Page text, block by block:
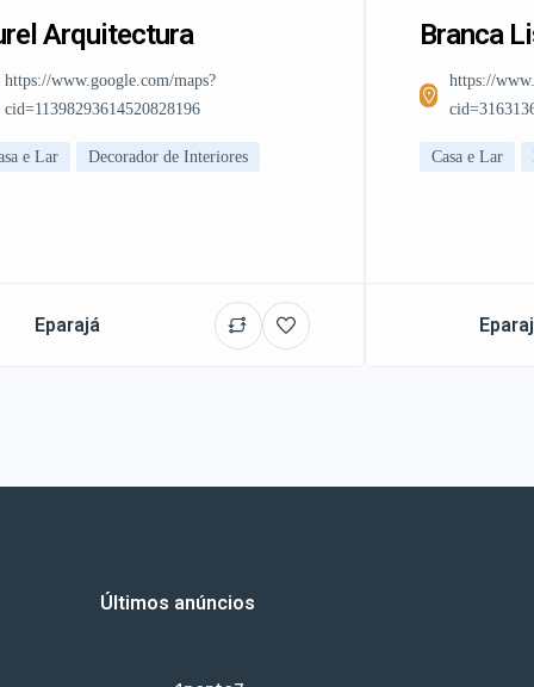
Arquitectura
https://www.google.com/maps?
cid=11398293614520828196
e Lar Decorador de Interiores
Eparajá
Branca
https://
Casa e Lar
Últimos anúncios